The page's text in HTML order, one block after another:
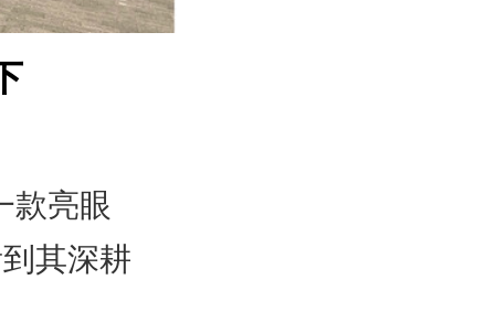
款亮眼
其深耕